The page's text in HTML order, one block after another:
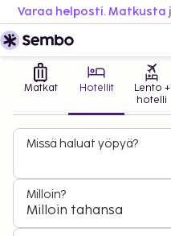
Matkat Hotellit
Lento +
hotelli
Missä haluat yöpyä?
Milloin?
Milloin tahansa